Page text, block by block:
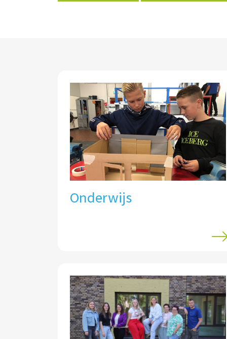
Onderwijs